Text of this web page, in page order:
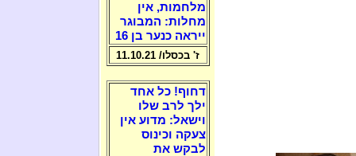
מלחמות, אין
מחלות: המבוגר
ייראה כנער בן 16
ז' בכסלו/ 11.10.21
דחוף! כל אחד
ילך לרב שלו
וישאל: מדוע אין
צעקה וכינוס
לבקש את